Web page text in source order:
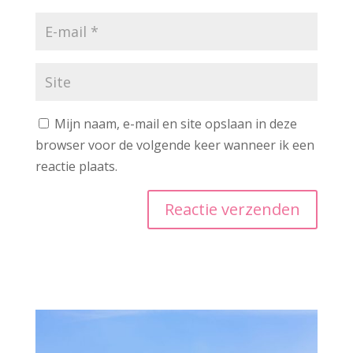
Mijn naam, e-mail en site opslaan in deze
browser voor de volgende keer wanneer ik een
reactie plaats.